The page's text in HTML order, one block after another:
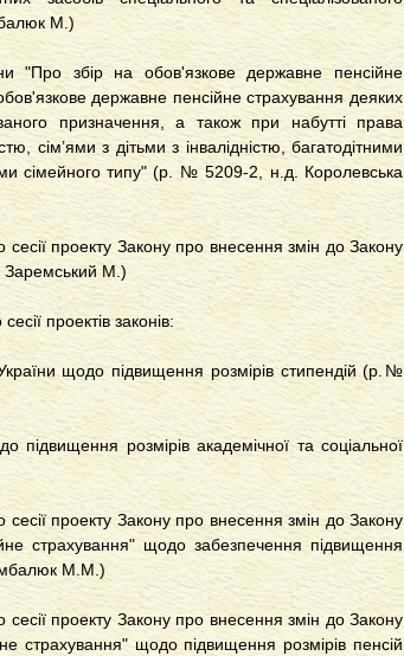
М.)
"Про збір на обов'язкове державне пенсійне
державне пенсійне страхування деяких
призначення, а також при набутті права
сім’ями з дітьми з інвалідністю, багатодітними
сімейного типу" (р. № 5209-2, н.д. Королевська
проекту Закону про внесення змін до Закону
Заремський М.)
проектів законів:
щодо підвищення розмірів стипендій (р.№
розмірів академічної та соціальної
проекту Закону про внесення змін до Закону
страхування" щодо забезпечення підвищення
М.М.)
проекту Закону про внесення змін до Закону
страхування" щодо підвищення розмірів пенсій